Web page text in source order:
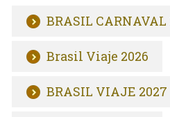
BRASIL CARNAVAL
Brasil Viaje 2026
BRASIL VIAJE 2027